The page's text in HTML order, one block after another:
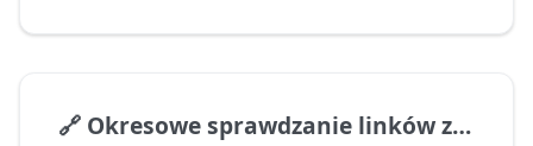
🔗 Okresowe sprawdzanie linków zwrotnych